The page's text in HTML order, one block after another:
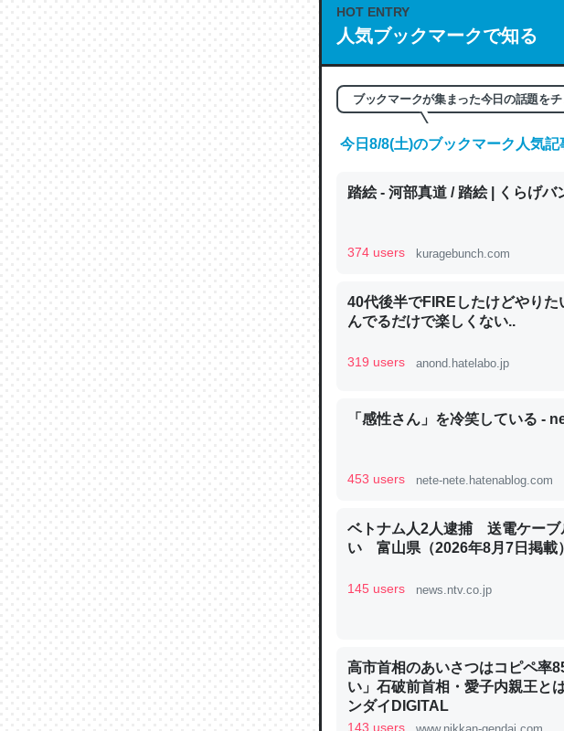
これは良記事。32768トークンだ
の伏線」は回収されないけど、短
やすく強くなりそう
の600分の1程度。
─ニュース :: 【研究発表】昆虫学の大問
論文では「淡水はカルシウムも酸
は」とあって面白い。海にいる鋏
─ニュース :: 【研究発表】昆虫学の大問
類だと殻を無くしてナメクジにな
─ニュース :: 【研究発表】昆虫学の大問
HOT ENTRY
人気ブックマークで知る
ブックマークが集まった今日の話題をチ
今日8/8(土)のブックマーク人気記
踏絵 - 河部真道 / 踏絵 | くらげバ
374 users kuragebunch.com
40代後半でFIREしたけどやりた
んでるだけで楽しくない..
319 users anond.hatelabo.jp
「感性さん」を冷笑している -
453 users nete-nete.hatenablog.com
ベトナム人2人逮捕 送電ケーブ
い 富山県（2026年8月7日掲載
145 users news.ntv.co.jp
高市首相のあいさつはコピペ率
い」石破前首相・愛子内親王と
ンダイDIGITAL
143 users